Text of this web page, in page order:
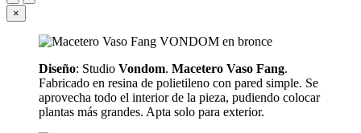
×
Diseño: Studio Vondom. Macetero Vaso Fang.
Fabricado en resina de polietileno con pared simple. Se
aprovecha todo el interior de la pieza, pudiendo colocar
plantas más grandes. Apta solo para exterior.